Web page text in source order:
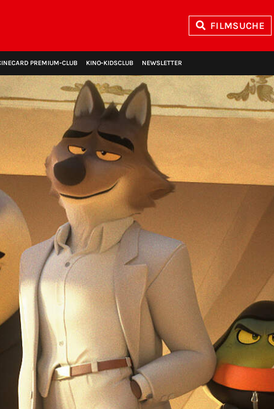
FILMSUCHE
PREMIUM‑CLUB KINO‑KIDSCLUB NEWSLETTER